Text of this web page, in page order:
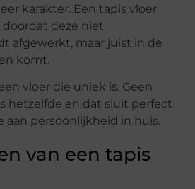
karakter. Een tapis vloer
deze niet
afgewerkt, maar juist in de
komt.
vloer die uniek is. Geen
hetzelfde en dat sluit perfect
aan persoonlijkheid in huis.
van een tapis